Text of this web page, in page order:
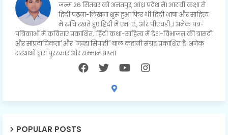
जन्म 26 सितंबर को अनंतपुर, आंध्र प्रदेश में। आठवीं कक्षा से
हिंदी पढ़ना-लिखना शुरू हुआ फिर भी हिंदी भाषा और साहित्य
में रुचि रखते हुए हिंदी में एम. ए., और पीएचडी.,। अनेक पत्र-
पत्रिकाओं में कविताएं प्रकाशित, 'हिंदी कथा-साहित्य में देश-विभाजन की त्रासदी
और सांप्रदायिकता' और "नन्हा सिपाही" बाल कहानी संग्रह प्रकाशित है। अनेक
संस्थाओं द्वारा पुरस्कार और सम्मान प्राप्त।
POPULAR POSTS